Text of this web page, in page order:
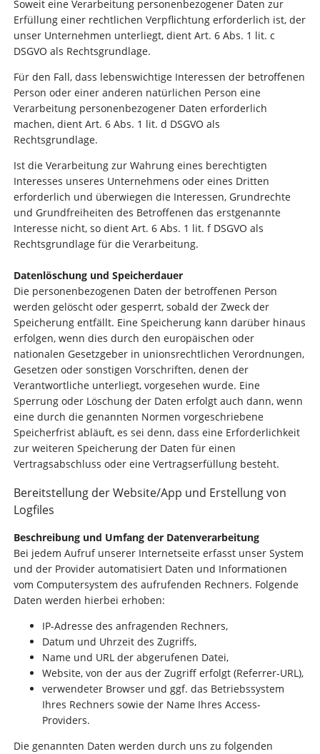
Soweit eine Verarbeitung personenbezogener Daten zur
Erfüllung einer rechtlichen Verpflichtung erforderlich ist, der
unser Unternehmen unterliegt, dient Art. 6 Abs. 1 lit. c
DSGVO als Rechtsgrundlage.
Für den Fall, dass lebenswichtige Interessen der betroffenen
Person oder einer anderen natürlichen Person eine
Verarbeitung personenbezogener Daten erforderlich
machen, dient Art. 6 Abs. 1 lit. d DSGVO als
Rechtsgrundlage.
Ist die Verarbeitung zur Wahrung eines berechtigten
Interesses unseres Unternehmens oder eines Dritten
erforderlich und überwiegen die Interessen, Grundrechte
und Grundfreiheiten des Betroffenen das erstgenannte
Interesse nicht, so dient Art. 6 Abs. 1 lit. f DSGVO als
Rechtsgrundlage für die Verarbeitung.
Datenlöschung und Speicherdauer
Die personenbezogenen Daten der betroffenen Person
werden gelöscht oder gesperrt, sobald der Zweck der
Speicherung entfällt. Eine Speicherung kann darüber hinaus
erfolgen, wenn dies durch den europäischen oder
nationalen Gesetzgeber in unionsrechtlichen Verordnungen,
Gesetzen oder sonstigen Vorschriften, denen der
Verantwortliche unterliegt, vorgesehen wurde. Eine
Sperrung oder Löschung der Daten erfolgt auch dann, wenn
eine durch die genannten Normen vorgeschriebene
Speicherfrist abläuft, es sei denn, dass eine Erforderlichkeit
zur weiteren Speicherung der Daten für einen
Vertragsabschluss oder eine Vertragserfüllung besteht.
Bereitstellung der Website/App und Erstellung von
Logfiles
Beschreibung und Umfang der Datenverarbeitung
Bei jedem Aufruf unserer Internetseite erfasst unser System
und der Provider automatisiert Daten und Informationen
vom Computersystem des aufrufenden Rechners. Folgende
Daten werden hierbei erhoben:
IP-Adresse des anfragenden Rechners,
Datum und Uhrzeit des Zugriffs,
Name und URL der abgerufenen Datei,
Website, von der aus der Zugriff erfolgt (Referrer-URL),
verwendeter Browser und ggf. das Betriebssystem
Ihres Rechners sowie der Name Ihres Access-
Providers.
Die genannten Daten werden durch uns zu folgenden